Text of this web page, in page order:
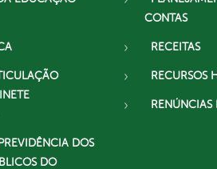
DOS
DO
CONTAS
RECEITAS
RECURSOS
RENÚNCIAS